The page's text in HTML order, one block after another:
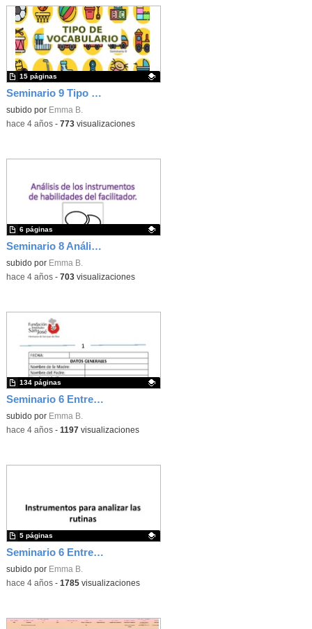
Seminario 9 Tipo de vocabulario
Contenido educativo.
subido por Emma B.
15 páginas
-hace 4 años- 773visualizaciones
Seminario 8 Análisis de los instrumentos de habilidades del facilitador
Contenido educativo.
subido por Emma B.
6 páginas
-hace 4 años- 703visualizaciones
Seminario 6 Entrevista Basada en Rutinas (EBR)
Contenido educativo.
subido por Emma B.
134 páginas
-hace 4 años- 1197visualizaciones
Seminario 6 Entrevista Basadas en Rutinas y SATIRE
Contenido educativo.
subido por Emma B.
5 páginas
-hace 4 años- 1785visualizaciones